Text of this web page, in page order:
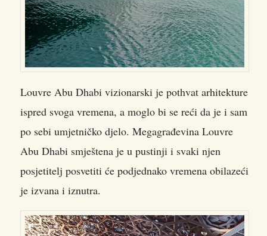
Louvre Abu Dhabi vizionarski je pothvat arhitekture
ispred svoga vremena, a moglo bi se reći da je i sam
po sebi umjetničko djelo. Megagrađevina Louvre
Abu Dhabi smještena je u pustinji i svaki njen
posjetitelj posvetiti će podjednako vremena obilazeći
je izvana i iznutra.